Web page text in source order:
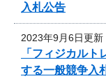
入札公告
2023年9月6日更新
「フィジカル
する一般競争入